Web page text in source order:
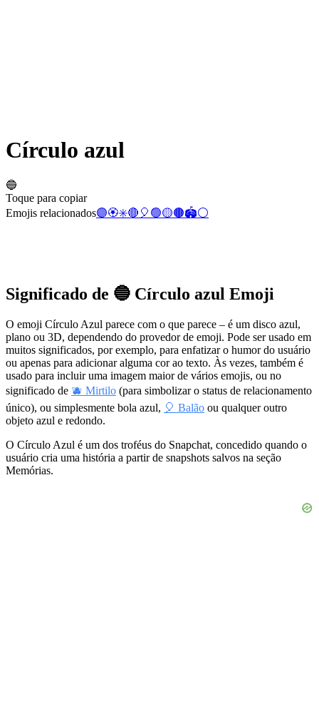
Círculo azul
🔵
Toque para copiar
Emojis relacionados🟣🏵️✳️🔴 🎈 🟢🟡🟤🏟️⚪
Significado de 🔵 Círculo azul Emoji
O emoji Círculo Azul parece com o que parece – é um disco azul,
plano ou 3D, dependendo do provedor de emoji. Pode ser usado em
muitos significados, por exemplo, para enfatizar o humor do usuário
ou apenas para adicionar alguma cor ao texto. Às vezes, também é
usado para incluir uma imagem maior de vários emojis, ou no
significado de 🫐 Mirtilo (para simbolizar o status de relacionamento
único), ou simplesmente bola azul, 🎈 Balão ou qualquer outro
objeto azul e redondo.
O Círculo Azul é um dos troféus do Snapchat, concedido quando o
usuário cria uma história a partir de snapshots salvos na seção
Memórias.